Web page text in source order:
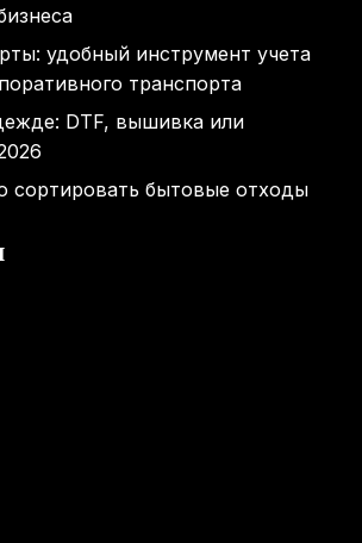
удобный инструмент учета
транспорта
DTF, вышивка или
сортировать бытовые отходы